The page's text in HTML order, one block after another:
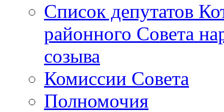
Список депутатов
районного Совета
созыва
Комиссии Совета
Полномочия